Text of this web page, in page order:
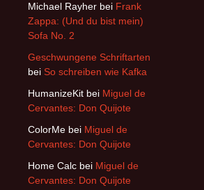
Michael Rayher bei Frank
Zappa: (Und du bist mein)
Sofa No. 2
Geschwungene Schriftarten
bei So schreiben wie Kafka
HumanizeKit bei Miguel de
Cervantes: Don Quijote
ColorMe bei Miguel de
Cervantes: Don Quijote
Home Calc bei Miguel de
Cervantes: Don Quijote